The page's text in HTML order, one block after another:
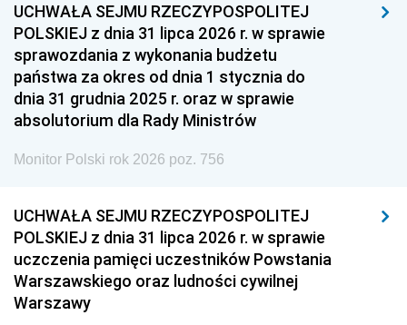
1954 1953 1952
1951 1950
1948 1947 1946
1939 1938
UCHWAŁA SEJMU RZECZYPOSPOLITEJ
POLSKIEJ z dnia 31 lipca 2026 r. w sprawie
sprawozdania z wykonania budżetu
państwa za okres od dnia 1 stycznia do
dnia 31 grudnia 2025 r. oraz w sprawie
absolutorium dla Rady Ministrów
Monitor Polski rok 2026 poz. 756
UCHWAŁA SEJMU RZECZYPOSPOLITEJ
POLSKIEJ z dnia 31 lipca 2026 r. w sprawie
uczczenia pamięci uczestników Powstania
Warszawskiego oraz ludności cywilnej
Warszawy